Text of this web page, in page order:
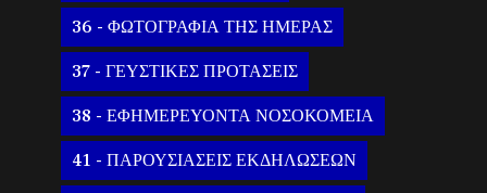
36 - ΦΩΤΟΓΡΑΦΙΑ ΤΗΣ ΗΜΕΡΑΣ
37 - ΓΕΥΣΤΙΚΕΣ ΠΡΟΤΑΣΕΙΣ
38 - ΕΦΗΜΕΡΕΥΟΝΤΑ ΝΟΣΟΚΟΜΕΙΑ
41 - ΠΑΡΟΥΣΙΑΣΕΙΣ ΕΚΔΗΛΩΣΕΩΝ